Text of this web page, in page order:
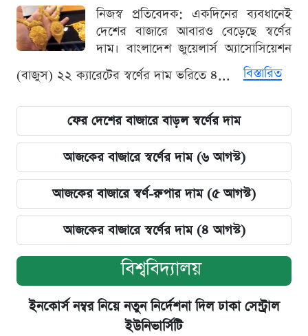
নিজস্ব প্রতিবেদক: একদিনের ব্যবধানেই
দেশের বাজারে আবারও বেড়েছে স্বর্ণের
দাম। বাংলাদেশ জুয়েলার্স অ্যাসোসিয়েশন
(বাজুস) ২২ ক্যারেটের স্বর্ণের দাম ভরিতে ৪...
বিস্তারিত
ফের দেশের বাজারে বাড়ল স্বর্ণের দাম
আজকের বাজারে স্বর্ণের দাম (৬ আগস্ট)
আজকের বাজারে স্বর্ণ-রুপার দাম (৫ আগস্ট)
আজকের বাজারে স্বর্ণের দাম (৪ আগস্ট)
বিশ্ববিদ্যালয়
ইনকোর্স নম্বর নিয়ে নতুন নির্দেশনা দিল ঢাকা সেন্ট্রাল
ইউনিভার্সিটি